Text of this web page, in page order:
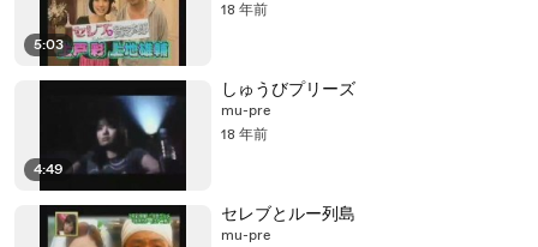
5:03
18 年前
4:49
しゅうびプリーズ
mu-pre
18 年前
セレブとルー列島
mu-pre